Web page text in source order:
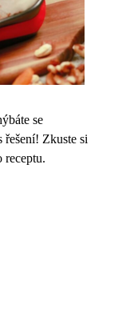
se
Zkuste si
receptu.